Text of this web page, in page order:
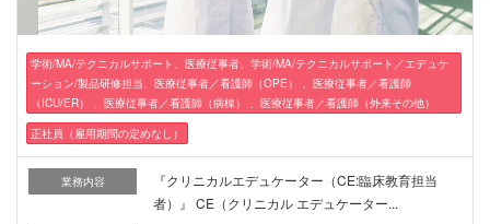
学術/MA/テクニカルサポート、医療従事者、学術/MA/テクニカルサポート／エデュケ
ーション/製品研修担当、医療従事者／看護師（OPE） 、医療従事者／看護師
（ICU/ER） 、医療従事者／看護師（病棟） 、医療従事者／看護師（外来その他）
正社員（雇用期間の定めなし）
業務内容
『クリニカルエデュケーター（CE:臨床教育担当
者）』 CE（クリニカル エデュケーター...